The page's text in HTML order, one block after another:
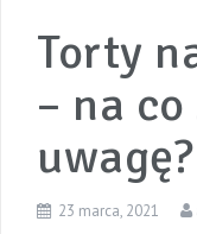
Torty
– na
uwagę?
23 marca, 2021